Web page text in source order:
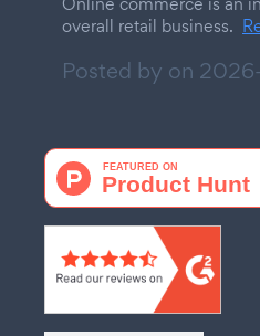
overall retail business.
Posted by on